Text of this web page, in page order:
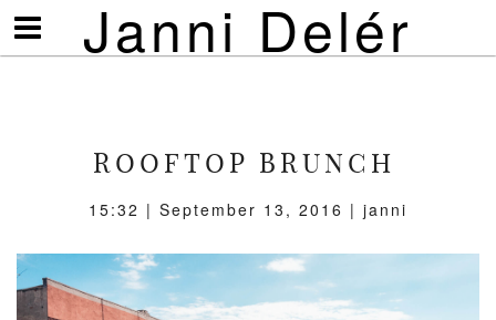
Janni Delér
Visa/göm
meny
ROOFTOP BRUNCH
15:32 | September 13, 2016 | janni